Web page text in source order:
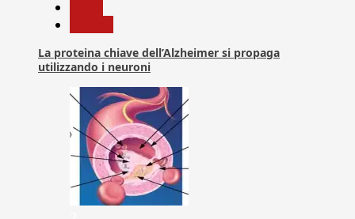
La proteina chiave dell’Alzheimer si propaga
utilizzando i neuroni